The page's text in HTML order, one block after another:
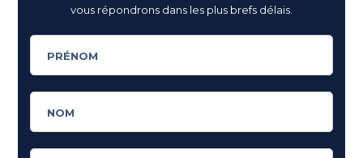
vous répondrons dans les plus brefs délais.